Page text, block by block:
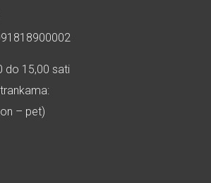
do 15,00 sati
– pet)